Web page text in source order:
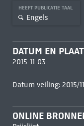
HEEFT PUBLICATIE TAAL
Engels
DATUM EN
2015-11-03
Datum veiling: 2015/
ONLINE